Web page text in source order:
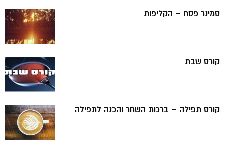
סמינר פסח – הקליפות
קורס שבת
קורס תפילה – ברכות השחר והכנה לתפילה